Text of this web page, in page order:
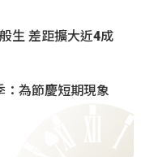
生 差距擴大近4成
：為節慶短期現象